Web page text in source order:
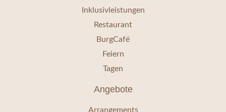
Inklusivleistungen
Restaurant
BurgCafé
Feiern
Tagen
Angebote
Arrangements